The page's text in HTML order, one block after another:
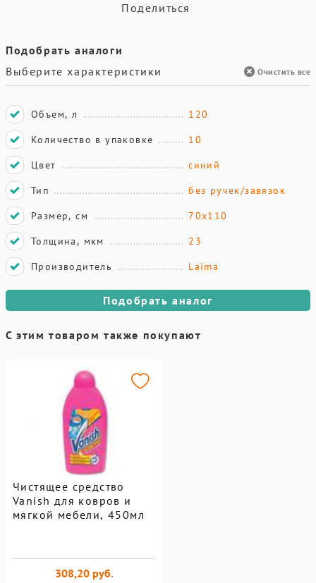
Поделиться
Подобрать аналоги
Выберите характеристики
Очистить все
Объем, л
120
Количество в упаковке
10
Цвет
синий
Тип
без ручек/завязок
Размер, см
70х110
Толщина, мкм
23
Производитель
Laima
Подобрать аналог
С этим товаром также покупают
Чистящее средство
Vanish для ковров и
мягкой мебели, 450мл
308,20 руб.